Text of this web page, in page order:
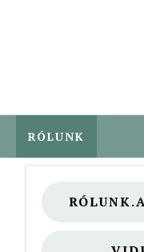
RÓLUNK